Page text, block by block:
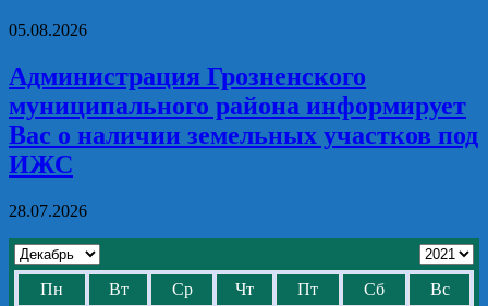
05.08.2026
Администрация Грозненского
муниципального района информирует
Вас о наличии земельных участков под
ИЖС
28.07.2026
Пн Вт Ср Чт Пт Сб
Вс